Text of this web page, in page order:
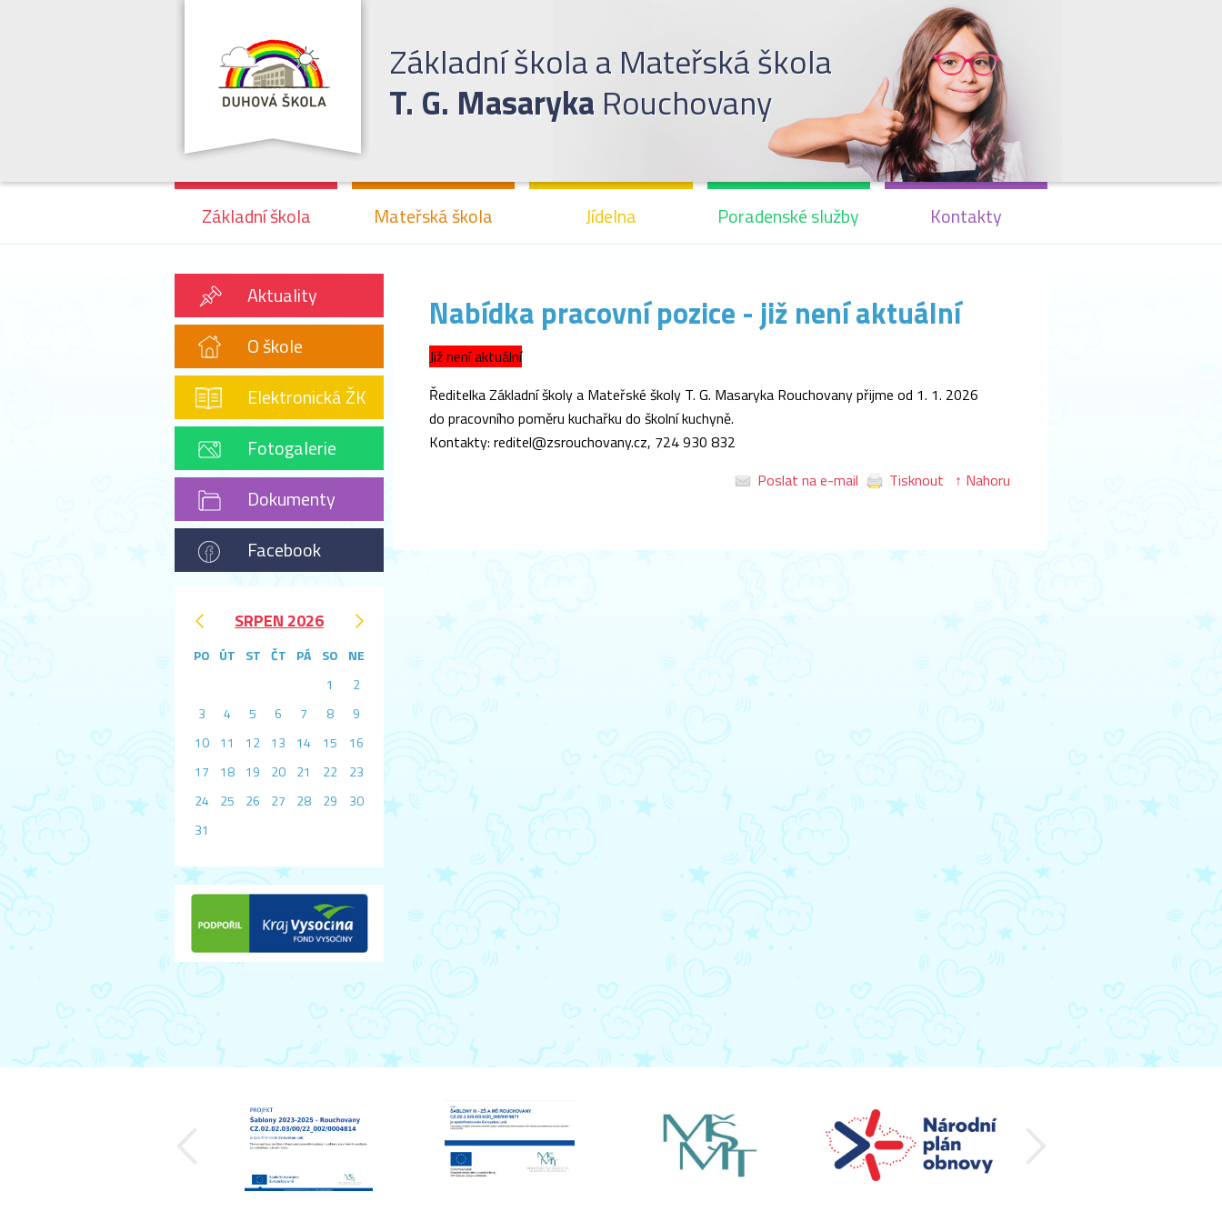
Základní škola a Mateřská škola
T. G. Masaryka Rouchovany
Základní škola Mateřská škola Jídelna Poradenské služby Kontakty
Nabídka pracovní pozice - již není aktuální
Již není aktuální
Ředitelka Základní školy a Mateřské školy T. G. Masaryka Rouchovany přijme od 1. 1. 2026
do pracovního poměru kuchařku do školní kuchyně.
Kontakty: reditel@zsrouchovany.cz, 724 930 832
Poslat na e-mail
Tisknout ↑ Nahoru
Aktuality
O škole
Elektronická ŽK
Fotogalerie
Dokumenty
Facebook
SRPEN 2026
PO ÚT ST ČT PÁ SO
NE
1
2
3
4 5 6 7 8
9
10
11 12 13 14 15
16
17
18 19 20 21 22
23
24
25 26 27 28 29
30
31